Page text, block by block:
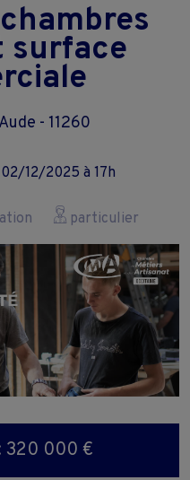
surface
- 11260
12/2025 à 17h
particulier
320 000 €